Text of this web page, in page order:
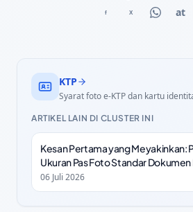
f X at
KTP
Syarat foto e-KTP dan kartu
ARTIKEL LAIN DI CLUSTER INI
Kesan Pertama yang Meyakinkan:
Ukuran Pas Foto Standar
2026
06 Juli 2026